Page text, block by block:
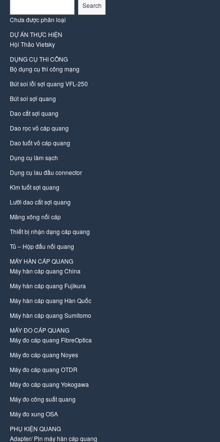
Search
Chưa được phân loại
DỰ ÁN THỰC HIỆN
Hội Thảo Vietsky
DỤNG CỤ THI CÔNG
Bộ dụng cụ thi công mạng
Bút soi lỗi sợi quang VFL-250
Bút soi sợi quang
Dao cắt sợi quang
Dao rọc vỏ cáp quang
Dao tuốt vỏ cáp quang
Dụng cụ làm sạch
Dụng cụ lau đầu connector
Kìm tuốt sợi quang
Lưỡi dao cắt sợi quang
Măng xông nối cáp
Thiết bị nhận dạng cáp quang
Tủ – Hộp đấu nối quang
MÁY HÀN CÁP QUANG
Máy hàn cáp quang China
Máy hàn cáp quang Fujikura
Máy hàn cáp quang Hàn Quốc
Máy hàn cáp quang Sumitomo
MÁY ĐO CÁP QUANG
Máy đo cáp quang FibreOptica
Máy đo cáp quang Noyes
Máy đo cáp quang OTDR
Máy đo cáp quang Yokogawa
Máy đo công suất quang
Máy đo xung OSA
PHỤ KIỆN QUANG
Adapter/ Pin máy hàn cáp quang